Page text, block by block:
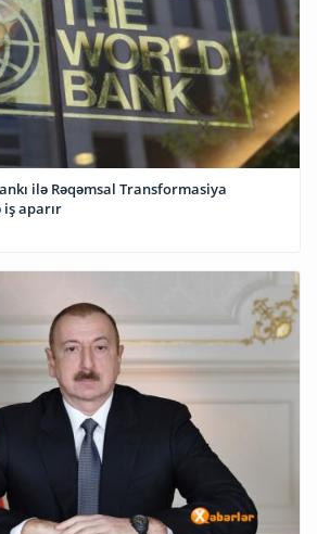
ilə Rəqəmsal Transformasiya
iş aparır